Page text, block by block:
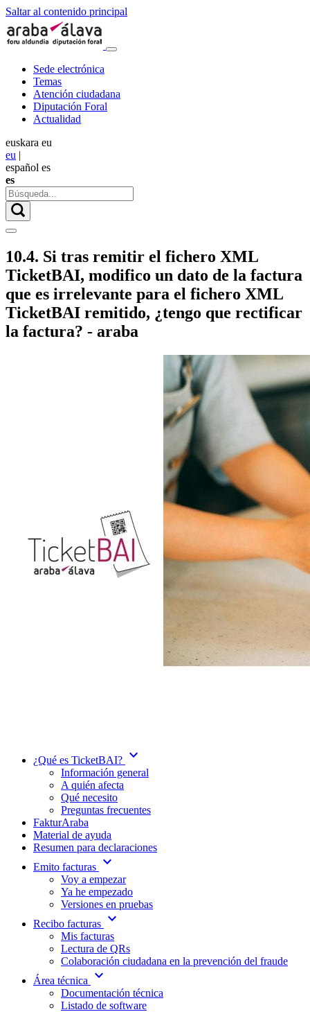
Saltar al contenido principal
Sede electrónica
Temas
Atención ciudadana
Diputación Foral
Actualidad
euskara eu
eu |
español es
es
10.4. Si tras remitir el fichero XML
TicketBAI, modifico un dato de la factura
que es irrelevante para el fichero XML
TicketBAI remitido, ¿tengo que rectificar
la factura? - araba
¿Qué es TicketBAI? expand_more
Información general
A quién afecta
Qué necesito
Preguntas frecuentes
FakturAraba
Material de ayuda
Resumen para declaraciones
Emito facturas expand_more
Voy a empezar
Ya he empezado
Versiones en pruebas
Recibo facturas expand_more
Mis facturas
Lectura de QRs
Colaboración ciudadana en la prevención del fraude
Área técnica
expand_more
Documentación técnica
Listado de software